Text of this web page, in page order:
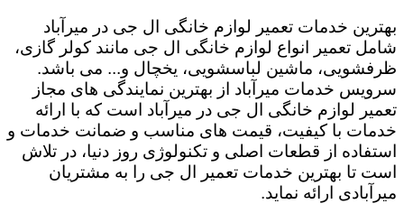
بهترین خدمات تعمیر لوازم خانگی ال جی در میرآباد
شامل تعمیر انواع لوازم خانگی ال جی مانند کولر گازی،
ظرفشویی، ماشین لباسشویی، یخچال و... می باشد.
سرویس خدمات میرآباد از بهترین نمایندگی های مجاز
تعمیر لوازم خانگی ال جی در میرآباد است که با ارائه
خدمات با کیفیت، قیمت های مناسب و ضمانت خدمات و
استفاده از قطعات اصلی و تکنولوژی روز دنیا، در تلاش
است تا بهترین خدمات تعمیر ال جی را به مشتریان
میرآبادی ارائه نماید.